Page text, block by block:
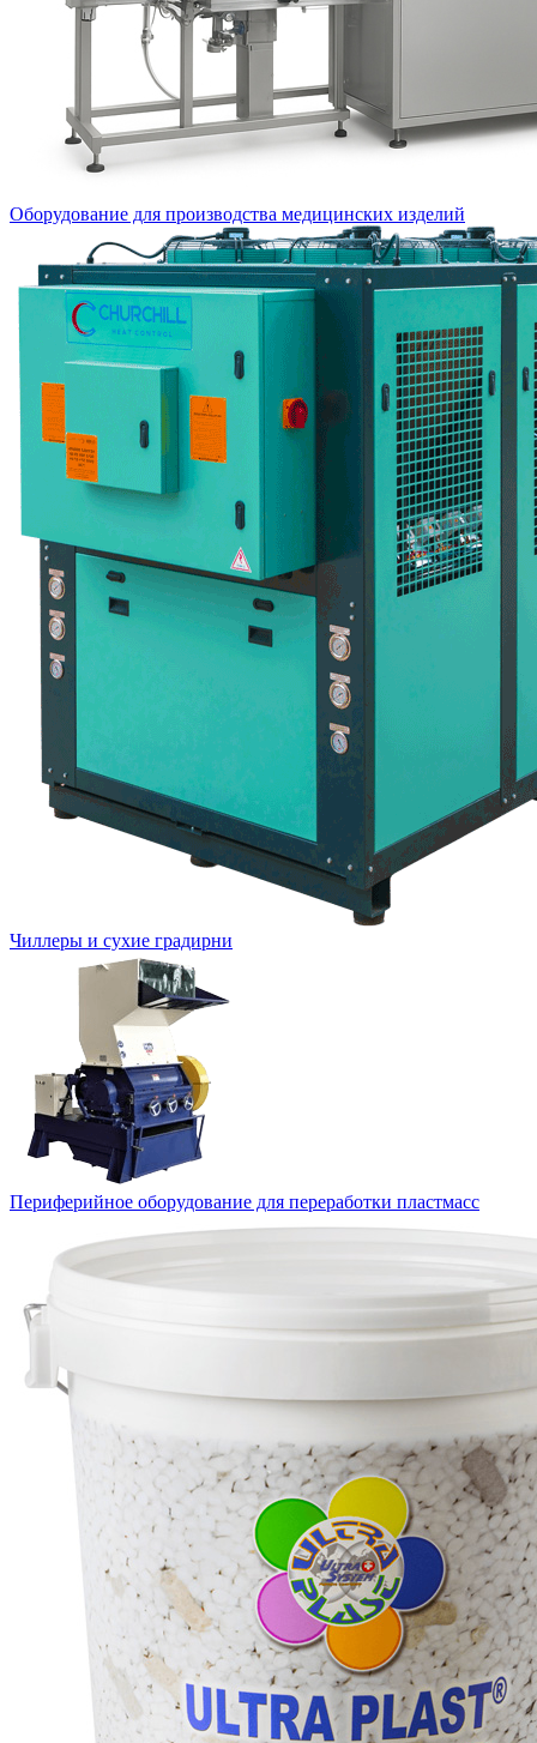
Оборудование для производства медицинских изделий
Чиллеры и сухие градирни
Периферийное оборудование для переработки пластмасс